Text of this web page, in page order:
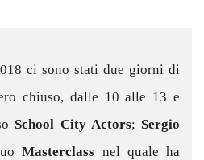
ci sono stati due giorni di
chiuso, dalle 10 alle 13 e
School City Actors; Sergio
Masterclass nel quale ha